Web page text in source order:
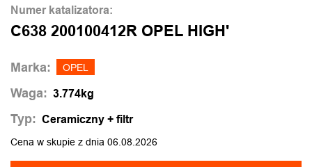
Numer katalizatora:
C638 200100412R OPEL HIGH'
Marka: OPEL
Waga: 3.774kg
Typ: Ceramiczny + filtr
Cena w skupie z dnia 06.08.2026